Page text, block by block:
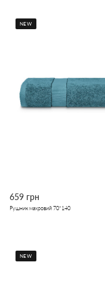
NEW
659 грн
Рушник махровий 70*140
NEW